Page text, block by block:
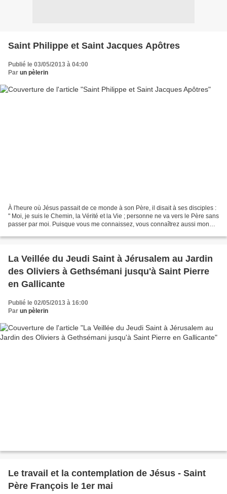
Saint Philippe et Saint Jacques Apôtres
Publié le 03/05/2013 à 04:00
Par un pèlerin
À l'heure où Jésus passait de ce monde à son Père, il disait à ses disciples :
" Moi, je suis le Chemin, la Vérité et la Vie ; personne ne va vers le Père sans
passer par moi. Puisque vous me connaissez, vous connaîtrez aussi mon
La Veillée du Jeudi Saint à Jérusalem au Jardin
des Oliviers à Gethsémani jusqu'à Saint Pierre
en Gallicante
Publié le 02/05/2013 à 16:00
Par un pèlerin
Le travail et la contemplation de Jésus - Saint
Père François le 1er mai